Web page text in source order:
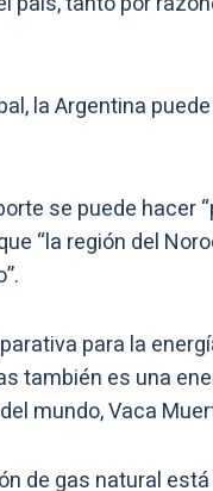
la Argentina
se puede hacer
“la región del
para la
también es una
mundo, Vaca
de gas natural